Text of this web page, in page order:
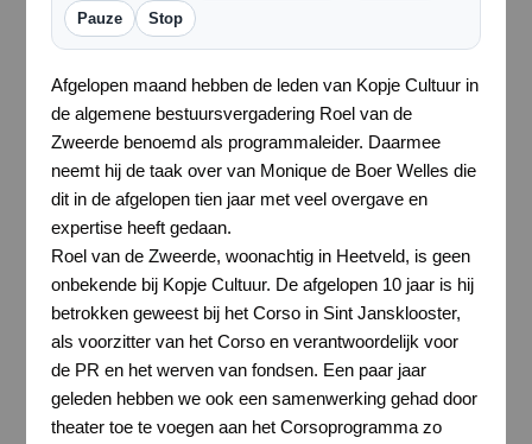
Pauze Stop
Afgelopen maand hebben de leden van Kopje Cultuur in
de algemene bestuursvergadering Roel van de
Zweerde benoemd als programmaleider. Daarmee
neemt hij de taak over van Monique de Boer Welles die
dit in de afgelopen tien jaar met veel overgave en
expertise heeft gedaan.
Roel van de Zweerde, woonachtig in Heetveld, is geen
onbekende bij Kopje Cultuur. De afgelopen 10 jaar is hij
betrokken geweest bij het Corso in Sint Jansklooster,
als voorzitter van het Corso en verantwoordelijk voor
de PR en het werven van fondsen. Een paar jaar
geleden hebben we ook een samenwerking gehad door
theater toe te voegen aan het Corsoprogramma zo